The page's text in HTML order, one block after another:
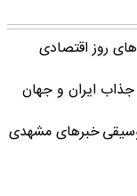
روز اقتصادی
ایران و جهان
خبرهای مشهدی